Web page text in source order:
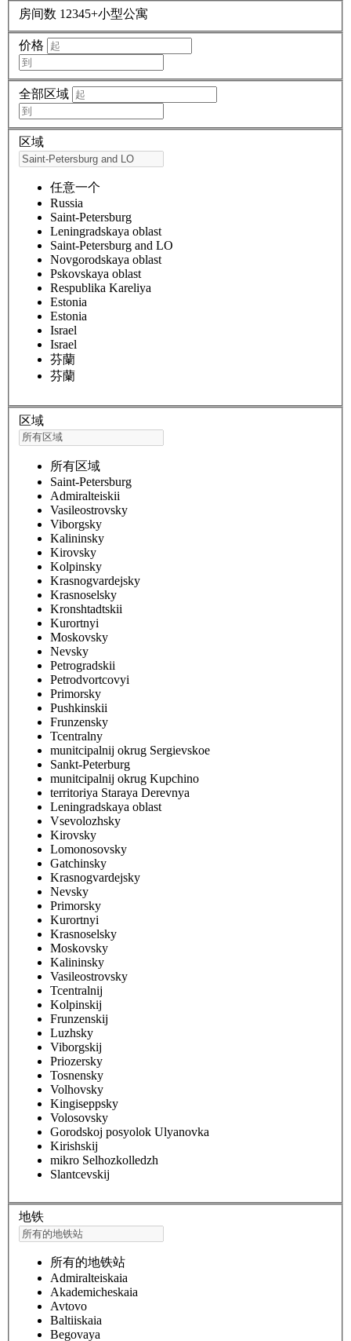
房间数 1 2345+小型公寓
价格
全部区域
区域
任意一个
Russia
Saint-Petersburg
Leningradskaya oblast
Saint-Petersburg and LO
Novgorodskaya oblast
Pskovskaya oblast
Respublika Kareliya
Estonia
Estonia
Israel
Israel
芬蘭
芬蘭
区域
所有区域
Saint-Petersburg
Admiralteiskii
Vasileostrovsky
Viborgsky
Kalininsky
Kirovsky
Kolpinsky
Krasnogvardejsky
Krasnoselsky
Kronshtadtskii
Kurortnyi
Moskovsky
Nevsky
Petrogradskii
Petrodvortcovyi
Primorsky
Pushkinskii
Frunzensky
Tcentralny
munitcipalnij okrug Sergievskoe
Sankt-Peterburg
munitcipalnij okrug Kupchino
territoriya Staraya Derevnya
Leningradskaya oblast
Vsevolozhsky
Kirovsky
Lomonosovsky
Gatchinsky
Krasnogvardejsky
Nevsky
Primorsky
Kurortnyi
Krasnoselsky
Moskovsky
Kalininsky
Vasileostrovsky
Tcentralnij
Kolpinskij
Frunzenskij
Luzhsky
Viborgskij
Priozersky
Tosnensky
Volhovsky
Kingiseppsky
Volosovsky
Gorodskoj posyolok Ulyanovka
Kirishskij
mikro Selhozkolledzh
Slantcevskij
地铁
所有的地铁站
Admiralteiskaia
Akademicheskaia
Avtovo
Baltiiskaia
Begovaya